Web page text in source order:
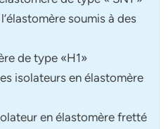
soumis à des
de type «H1»
isolateurs en élastomère
en élastomère fretté